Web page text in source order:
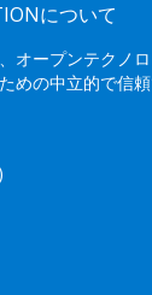
について
オープンテクノ
めの中立的で信頼